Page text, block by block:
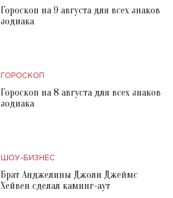
Гороскоп на 9 августа для всех знаков
зодиака
ГОРОСКОП
Гороскоп на 8 августа для всех знаков
зодиака
ШОУ-БИЗНЕС
Брат Анджелины Джоли Джеймс
Хейвен сделал каминг-аут